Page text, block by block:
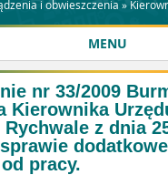
i obwieszczenia »
MENU
nr 33/2009
Kierownika
Rychwale z dnia
pracy.